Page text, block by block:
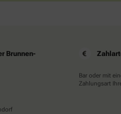
Brunnen-
Bar oder mit
Zahlungsart